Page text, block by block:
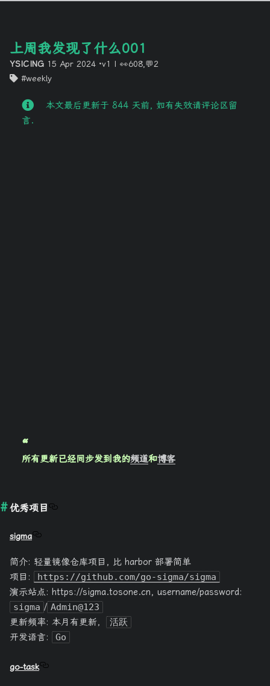
上周我发现了什么001
YSICING 15 Apr 2024 ·v1 |👀608,💬2
weekly
本文最后更新于 844 天前, 如有失效请评论区留
言.
所有更新已经同步发到我的频道和博客
优秀项目
sigma
简介: 轻量镜像仓库项目, 比 harbor 部署简单
项目:
https://github.com/go-sigma/sigma
演示站点: https://sigma.tosone.cn, username/password:
sigma / Admin@123
更新频率: 本月有更新，
活跃
开发语言:
Go
go-task